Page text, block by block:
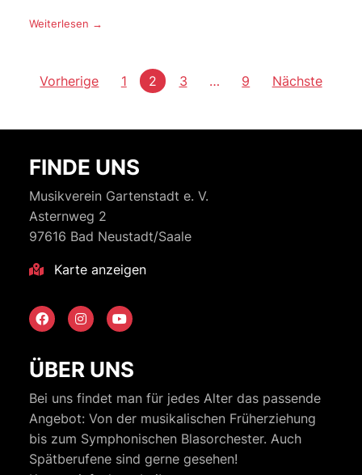
Weiterlesen →
Beiträge
Vorherige 1 2 3 … 9 Nächste
FINDE UNS
Musikverein Gartenstadt e. V.
Asternweg 2
97616 Bad Neustadt/Saale
Karte anzeigen
ÜBER UNS
Bei uns findet man für jedes Alter das passende
Angebot: Von der musikalischen Früherziehung
bis zum Symphonischen Blasorchester. Auch
Spätberufene sind gerne gesehen!